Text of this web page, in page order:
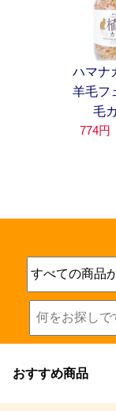
ハマナ
羊毛フ
毛
774円
おすすめ商品